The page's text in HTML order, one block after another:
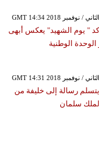
" يوم الشهيد" يعكس أبهى
الوطنية
رسالة إلى خليفة من
سلمان